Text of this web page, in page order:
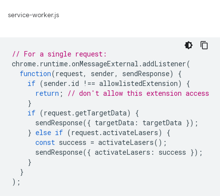
service-worker.js
// For a single request:
chrome. runtime.onMessageExternal .addListener(
function(request, sender, sendResponse)
{
if (sender . id !== allowlistedExtension)
{
return ;
// don't allow this extension access
}
if (request.getTargetData)
{
sendResponse({ targetData : targetData });
} else if (request.activateLasers)
{
const success = activateLasers();
sendResponse({ activateLasers : success });
}
}
);